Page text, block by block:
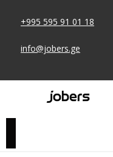
+995 595 91 01 18
info@jobers.ge